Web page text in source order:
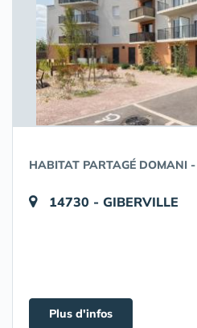
HABITAT PARTAGÉ DOMANI -
14730 - GIBERVILLE
Plus d'infos